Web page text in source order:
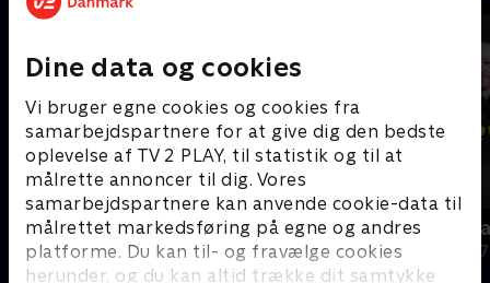
Dine data og cookies
Vi bruger egne cookies og cookies fra
samarbejdspartnere for at give dig den bedste
oplevelse af TV 2 PLAY, til statistik og til at
målrette annoncer til dig. Vores
samarbejdspartnere kan anvende cookie-data til
målrettet markedsføring på egne og andres
platforme. Du kan til- og fravælge cookies
herunder, og du kan altid trække dit samtykke
På patrulje i natten
Dokumentar • 2 sæsoner Dokumentar •